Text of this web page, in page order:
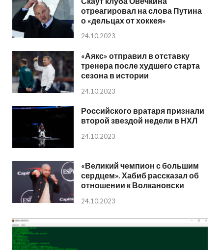
отреагировал на слова Путина
о «дельцах от хоккея»
24.10.2023
«Аякс» отправил в отставку
тренера после худшего старта
сезона в истории
24.10.2023
Российского вратаря признали
второй звездой недели в НХЛ
24.10.2023
«Великий чемпион с большим
сердцем». Хабиб рассказал об
отношении к Волкановски
24.10.2023